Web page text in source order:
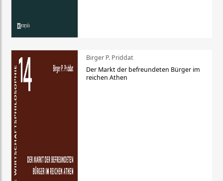
Birger P. Priddat
Der Markt der befreundeten Bürger im
reichen Athen